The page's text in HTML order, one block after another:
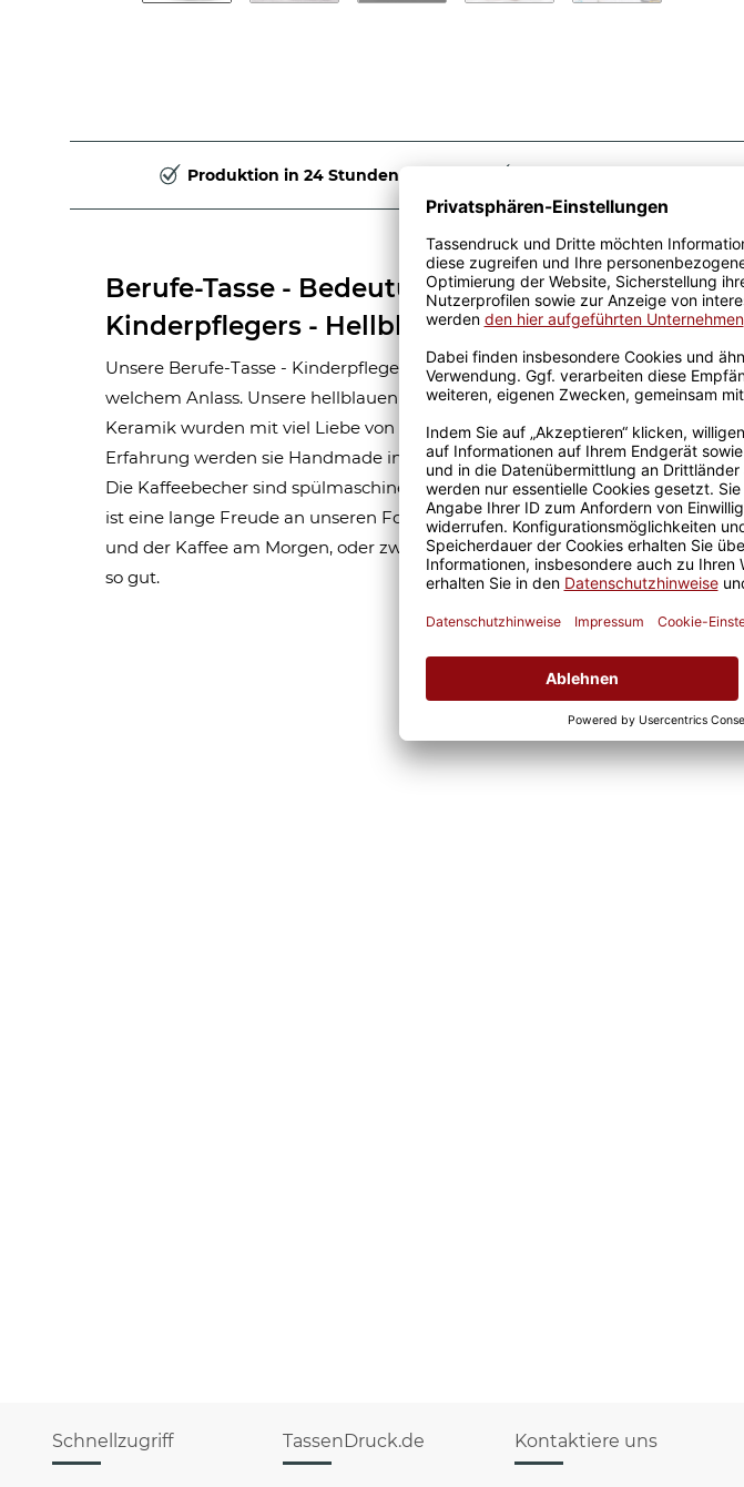
Produktion in 24 Stunden
Berufe-Tasse - Bedeutung eines
Kinderpflegers - Hellblau
Unsere Berufe-Tasse - Kinderpfleger - ist eine tolle Geschenkidee, egal zu
welchem Anlass. Unsere hellblauen Berufe-Tassen aus hochwertiger
Keramik wurden mit viel Liebe von unserem Grafik-Team designt. Mit viel
Erfahrung werden sie Handmade in unserer eigenen Produktion bedruckt.
Die Kaffeebecher sind spülmaschinen- und mikrowellen geeignet. Somit
ist eine lange Freude an unseren Fototassen und Motivtassen garantiert
und der Kaffee am Morgen, oder zwischendurch, schmeckt gleich nochmal
so gut.
Schnellzugriff TassenDruck.de Kontaktiere uns